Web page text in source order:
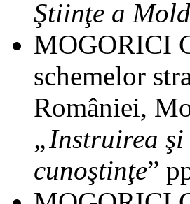
Ştiinţe a
MOGORICI
schemelor
României,
„Instruirea şi
cunoştinţe”